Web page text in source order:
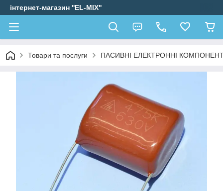
інтернет-магазин ''EL-MIX"
Товари та послуги ПАСИВНІ ЕЛЕКТРОННІ